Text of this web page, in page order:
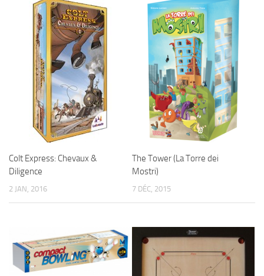
Colt Express: Chevaux &
Diligence
2 JAN, 2016
The Tower (La Torre dei
Mostri)
7 DÉC, 2015